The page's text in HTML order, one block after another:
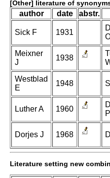
[Other] literature of
author date abstr.
Sick F 1931
Meixner
J
1938
Westblad
E
1948
Luther A 1960
Dorjes J 1968
Literature setting new